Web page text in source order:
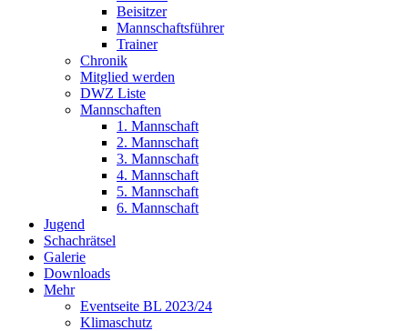
Beisitzer
Mannschaftsführer
Trainer
Chronik
Mitglied werden
DWZ Liste
Mannschaften
1. Mannschaft
2. Mannschaft
3. Mannschaft
4. Mannschaft
5. Mannschaft
6. Mannschaft
Jugend
Schachrätsel
Galerie
Downloads
Mehr
Eventseite BL 2023/24
Klimaschutz